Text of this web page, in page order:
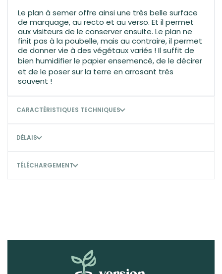
Le plan à semer offre ainsi une très belle surface
de marquage, au recto et au verso. Et il permet
aux visiteurs de le conserver ensuite. Le plan ne
finit pas à la poubelle, mais au contraire, il permet
de donner vie à des végétaux variés ! Il suffit de
bien humidifier le papier ensemencé, de le décirer
et de le poser sur la terre en arrosant très
souvent !
CARACTÉRISTIQUES TECHNIQUES
DÉLAIS
TÉLÉCHARGEMENT